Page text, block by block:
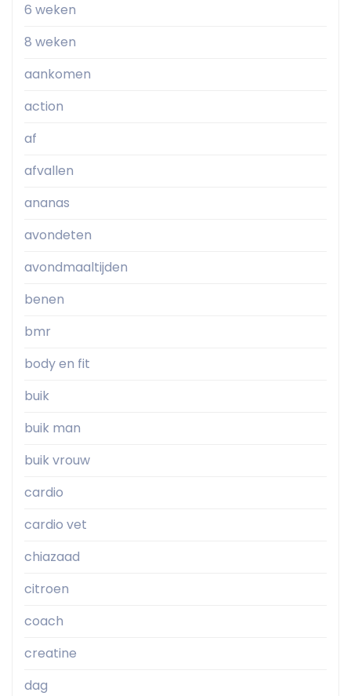
6 weken
8 weken
aankomen
action
af
afvallen
ananas
avondeten
avondmaaltijden
benen
bmr
body en fit
buik
buik man
buik vrouw
cardio
cardio vet
chiazaad
citroen
coach
creatine
dag